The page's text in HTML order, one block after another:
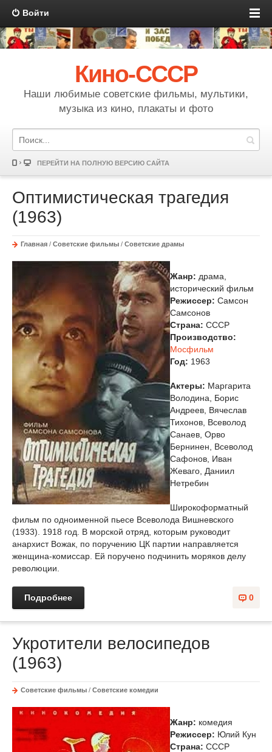
Войти
Кино-СССР
Наши любимые советские фильмы, мультики,
музыка из кино, плакаты и фото
ПЕРЕЙТИ НА ПОЛНУЮ ВЕРСИЮ САЙТА
Оптимистическая трагедия
(1963)
Главная / Советские фильмы / Советские драмы
Жанр: драма,
исторический фильм
Режиссер: Самсон
Самсонов
Страна: СССР
Производство:
Мосфильм
Год: 1963
Актеры: Маргарита
Володина, Борис
Андреев, Вячеслав
Тихонов, Всеволод
Санаев, Орво
Бернинен, Всеволод
Сафонов, Иван
Жеваго, Даниил
Нетребин
Широкоформатный
фильм по одноименной пьесе Всеволода Вишневского
(1933). 1918 год. В морской отряд, которым руководит
анархист Вожак, по поручению ЦК партии направляется
женщина-комиссар. Ей поручено подчинить моряков делу
революции.
0
Подробнее
Укротители велосипедов
(1963)
Советские фильмы / Советские комедии
Жанр: комедия
Режиссер: Юлий Кун
Страна: СССР